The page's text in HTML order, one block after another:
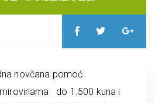
novčana pomoć
do 1.500 kuna i